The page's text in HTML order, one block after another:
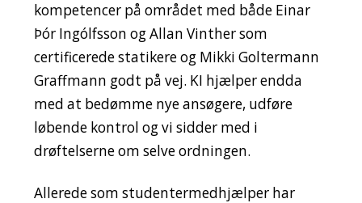
kompetencer på området med både Einar
Þór Ingólfsson og Allan Vinther som
certificerede statikere og Mikki Goltermann
Graffmann godt på vej. KI hjælper endda
med at bedømme nye ansøgere, udføre
løbende kontrol og vi sidder med i
drøftelserne om selve ordningen.
Allerede som studentermedhjælper har